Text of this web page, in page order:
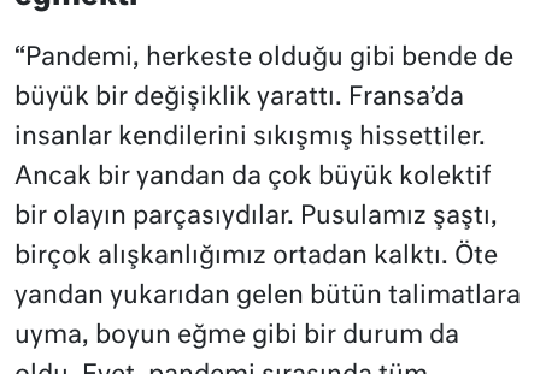
“Pandemi, herkeste olduğu gibi bende de
büyük bir değişiklik yarattı. Fransa’da
insanlar kendilerini sıkışmış hissettiler.
Ancak bir yandan da çok büyük kolektif
bir olayın parçasıydılar. Pusulamız şaştı,
birçok alışkanlığımız ortadan kalktı. Öte
yandan yukarıdan gelen bütün talimatlara
uyma, boyun eğme gibi bir durum da